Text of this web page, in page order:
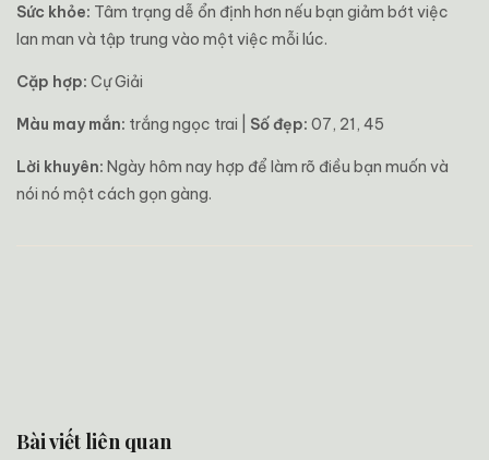
Sức khỏe: Tâm trạng dễ ổn định hơn nếu bạn giảm bớt việc
lan man và tập trung vào một việc mỗi lúc.
Cặp hợp: Cự Giải
Màu may mắn: trắng ngọc trai | Số đẹp: 07, 21, 45
Lời khuyên: Ngày hôm nay hợp để làm rõ điều bạn muốn và
nói nó một cách gọn gàng.
Bài viết liên quan